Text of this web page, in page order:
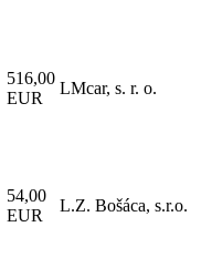
516,00
EUR
LMcar, s. r. o.
54,00
EUR
L.Z. Bošáca, s.r.o.